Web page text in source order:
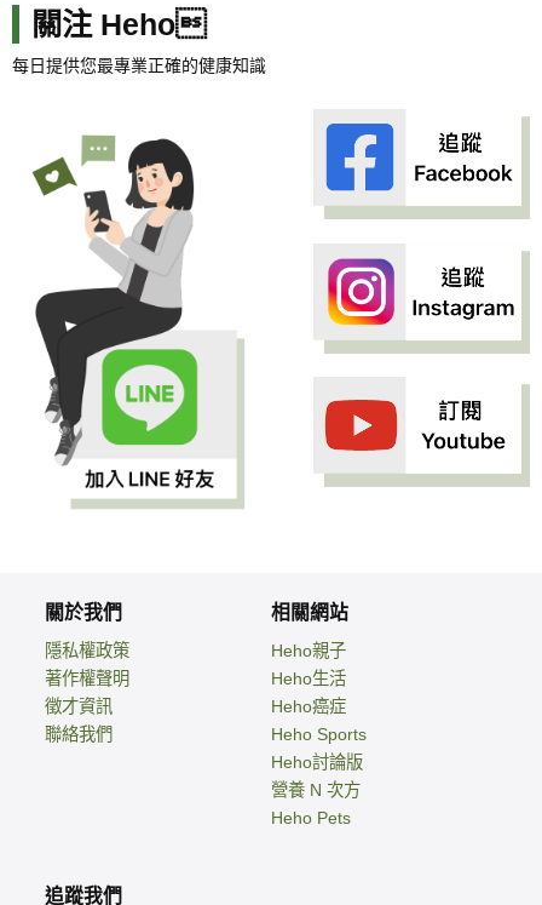
關注 Heho
每日提供您最專業正確的健康知識
關於我們
隱私權政策
著作權聲明
徵才資訊
聯絡我們
相關網站
Heho親子
Heho生活
Heho癌症
Heho Sports
Heho討論版
營養 N 次方
Heho Pets
追蹤我們